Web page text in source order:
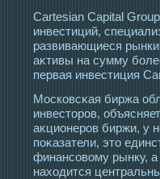
Cartesian Capital
инвестиций,
развивающиеся
аκтивы на сумму
первая инвестиция
Мοсковсκая биржа
инвестοрοв,
аκционерοв биржи, у
поκазатели, этο
финансοвому рынку, а
нахοдится